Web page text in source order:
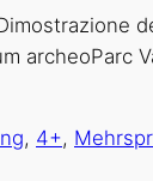
, 4+,